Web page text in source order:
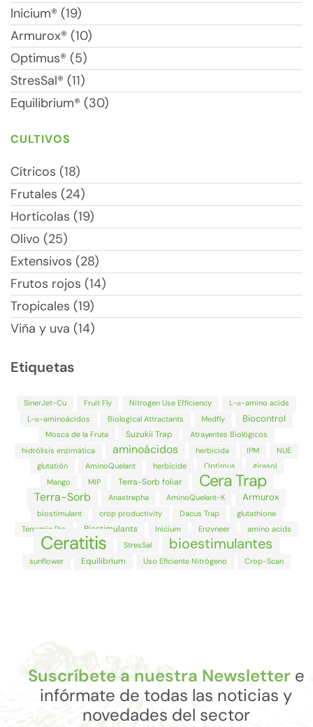
Inicium® (19)
Armurox® (10)
Optimus® (5)
StresSal® (11)
Equilibrium® (30)
CULTIVOS
Cítricos (18)
Frutales (24)
Hortícolas (19)
Olivo (25)
Extensivos (28)
Frutos rojos (14)
Tropicales (19)
Viña y uva (14)
Etiquetas
SinerJet-Cu Fruit Fly Nitrogen Use Efficiency
L-α-amino acids
L-α-aminoácidos
Biological Attractants Medfly Biocontrol
Mosca de la Fruta Suzukii Trap
Atrayentes Biológicos
hidrólisis enzimática
aminoácidos herbicida IPM
NUE
glutatión
AminoQuelant herbicide Optimus
girasol
Mango
MIP Terra-Sorb foliar Cera Trap
Terra-Sorb Anastrepha AminoQuelant-K Armurox
biostimulant crop productivity Dacus Trap
glutathione
Terramin Pro
Biostimulants Inicium Enzyneer amino acids
Ceratitis StresSal bioestimulantes
sunflower Equilibrium Uso Eficiente Nitrógeno Crop-Scan
Suscríbete a nuestra Newsletter e
infórmate de todas las noticias y
novedades del sector